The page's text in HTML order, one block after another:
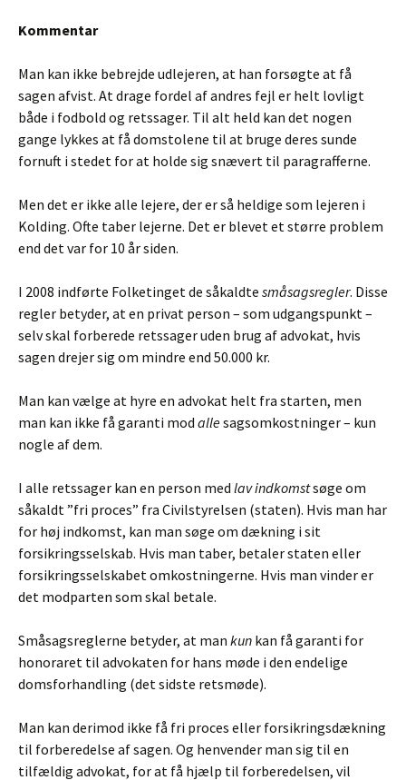
Kommentar
Man kan ikke bebrejde udlejeren, at han forsøgte at få
sagen afvist. At drage fordel af andres fejl er helt lovligt
både i fodbold og retssager. Til alt held kan det nogen
gange lykkes at få domstolene til at bruge deres sunde
fornuft i stedet for at holde sig snævert til paragrafferne.
Men det er ikke alle lejere, der er så heldige som lejeren i
Kolding. Ofte taber lejerne. Det er blevet et større problem
end det var for 10 år siden.
I 2008 indførte Folketinget de såkaldte småsagsregler. Disse
regler betyder, at en privat person – som udgangspunkt –
selv skal forberede retssager uden brug af advokat, hvis
sagen drejer sig om mindre end 50.000 kr.
Man kan vælge at hyre en advokat helt fra starten, men
man kan ikke få garanti mod allesagsomkostninger – kun
nogle af dem.
I alle retssager kan en person med lav indkomstsøge om
såkaldt ”fri proces” fra Civilstyrelsen (staten). Hvis man har
for høj indkomst, kan man søge om dækning i sit
forsikringsselskab. Hvis man taber, betaler staten eller
forsikringsselskabet omkostningerne. Hvis man vinder er
det modparten som skal betale.
Småsagsreglerne betyder, at man kun kan få garanti for
honoraret til advokaten for hans møde i den endelige
domsforhandling (det sidste retsmøde).
Man kan derimod ikke få fri proces eller forsikringsdækning
til forberedelse af sagen. Og henvender man sig til en
tilfældig advokat, for at få hjælp til forberedelsen, vil